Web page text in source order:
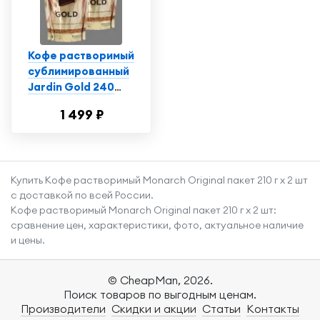
Кофе растворимый
сублимированный
Jardin Gold 240
пакете1 499 ₽
Купить Кофе растворимый Monarch Original пакет 210 г x 2 шт
с доставкой по всей России.
Кофе растворимый Monarch Original пакет 210 г x 2 шт:
сравнение цен, характеристики, фото, актуальное наличие
и цены.
© CheapMan, 2026.
Поиск товаров по выгодным ценам.
Производители Скидки и акции Статьи Контакты